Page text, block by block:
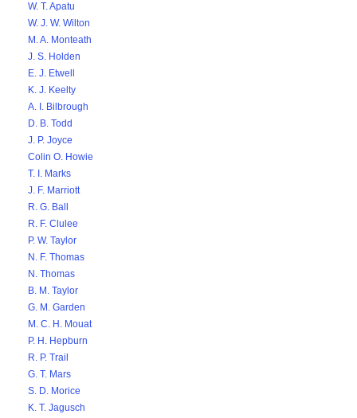
W. T. Apatu
W. J. W. Wilton
M. A. Monteath
J. S. Holden
E. J. Etwell
K. J. Keelty
A. I. Bilbrough
D. B. Todd
J. P. Joyce
Colin O. Howie
T. I. Marks
J. F. Marriott
R. G. Ball
R. F. Clulee
P. W. Taylor
N. F. Thomas
N. Thomas
B. M. Taylor
G. M. Garden
M. C. H. Mouat
P. H. Hepburn
R. P. Trail
G. T. Mars
S. D. Morice
K. T. Jagusch